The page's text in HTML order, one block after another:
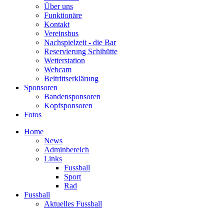
Über uns
Funktionäre
Kontakt
Vereinsbus
Nachspielzeit - die Bar
Reservierung Schihütte
Wetterstation
Webcam
Beitrittserklärung
Sponsoren
Bandensponsoren
Kopfsponsoren
Fotos
Home
News
Adminbereich
Links
Fussball
Sport
Rad
Fussball
Aktuelles Fussball